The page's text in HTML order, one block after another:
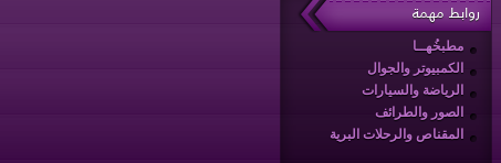
روابط مهمة
مطبخُهــا
الكمبيوتر والجوال
الرياضة والسيارات
الصور والطرائف
المقناص والرحلات البرية